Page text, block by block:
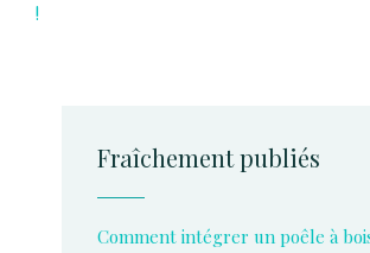
!
Fraîchement publiés
Comment intégrer un poêle à